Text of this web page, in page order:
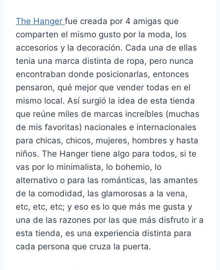
The Hanger fue creada por 4 amigas que
comparten el mismo gusto por la moda, los
accesorios y la decoración. Cada una de ellas
tenia una marca distinta de ropa, pero nunca
encontraban donde posicionarlas, entonces
pensaron, qué mejor que vender todas en el
mismo local. Así surgió la idea de esta tienda
que reúne miles de marcas increíbles (muchas
de mis favoritas) nacionales e internacionales
para chicas, chicos, mujeres, hombres y hasta
niños. The Hanger tiene algo para todos, si te
vas por lo minimalista, lo bohemio, lo
alternativo o para las románticas, las amantes
de la comodidad, las glamorosas a la vena,
etc, etc, etc; y eso es lo que más me gusta y
una de las razones por las que más disfruto ir a
esta tienda, es una experiencia distinta para
cada persona que cruza la puerta.